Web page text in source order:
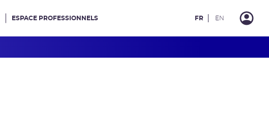
ESPACE PROFESSIONNELS FR EN